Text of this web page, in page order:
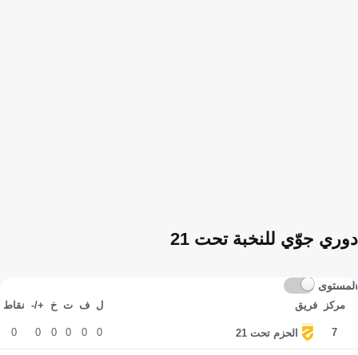
دوري جوّي للنخبة تحت 21
المستوى
مركز فريق ل ف ت خ +/- نقاط
7 الحزم تحت 21 0
0
0
0
0
0